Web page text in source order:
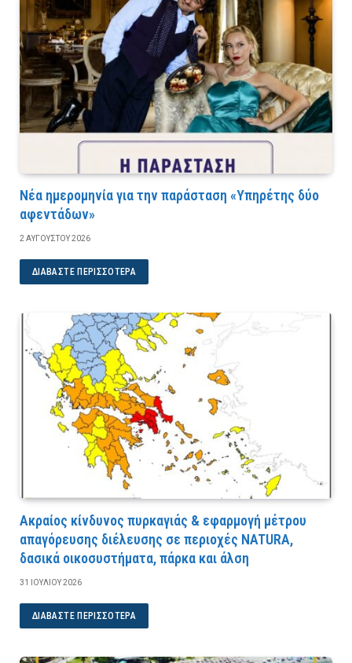
Νέα ημερομηνία για την παράσταση «Υπηρέτης δύο
αφεντάδων»
2 ΑΥΓΟΎΣΤΟΥ 2026
ΔΙΑΒΆΣΤΕ ΠΕΡΙΣΣΌΤΕΡΑ
Ακραίος κίνδυνος πυρκαγιάς & εφαρμογή μέτρου
απαγόρευσης διέλευσης σε περιοχές NATURA,
δασικά οικοσυστήματα, πάρκα και άλση
31 ΙΟΥΛΊΟΥ 2026
ΔΙΑΒΆΣΤΕ ΠΕΡΙΣΣΌΤΕΡΑ